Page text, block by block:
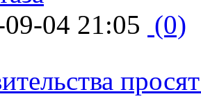
04 21:05 (0)